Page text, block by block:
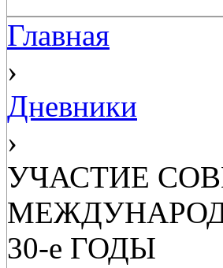
Главная
›
Дневники
›
УЧАСТИЕ
30-е ГОДЫ